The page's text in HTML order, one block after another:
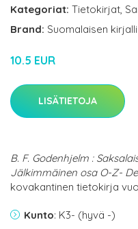
Kategoriat: Tietokirjat,
Brand: Suomalaisen
10.5 EUR
LISÄTIETOJA
B. F. Godenhjelm :
Jälkimmäinen osa O-Z-
kovakantinen tietokirja
Kunto: K3- (hyvä -)